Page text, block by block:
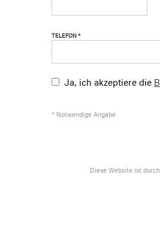
TELEFON *
Ja, ich akzeptiere die
* Notwendige Angabe
Diese Website ist